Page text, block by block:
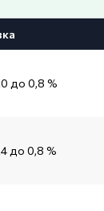
до 0,8 %
до 0,8 %